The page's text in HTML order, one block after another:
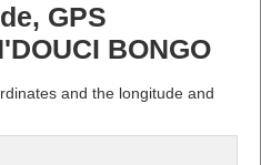
GPS
BONGO
and the longitude and